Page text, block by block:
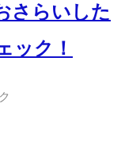
さらいした
ック！